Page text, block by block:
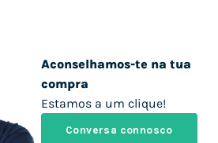
Aconselhamos-te na tua
compra
Estamos a um clique!
Conversa connosco